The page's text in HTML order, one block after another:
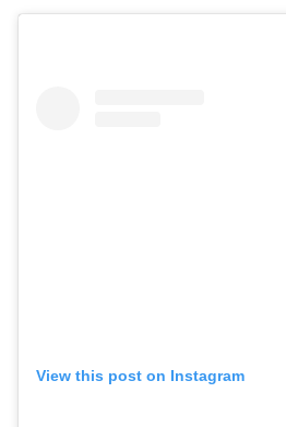
View this post on Instagram